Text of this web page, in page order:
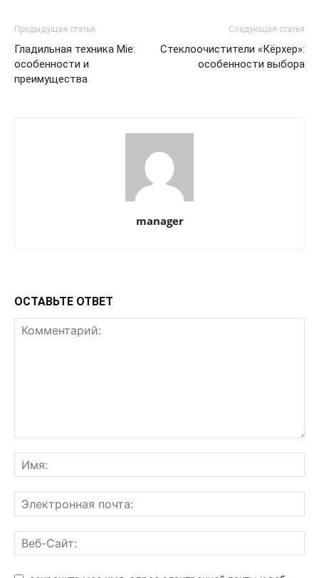
Предыдущая статья
Гладильная техника Mie:
особенности и
преимущества
Следующая статья
Стеклоочистители «Кёрхер»:
особенности выбора
manager
ОСТАВЬТЕ ОТВЕТ